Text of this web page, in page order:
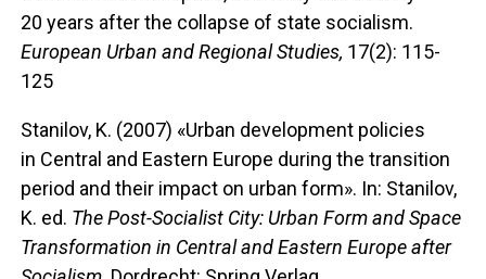
20 years after the collapse of state socialism.
European Urban and Regional Studies, 17(2): 115-
125
Stanilov, K. (2007) «Urban development policies
in Central and Eastern Europe during the transition
period and their impact on urban form». In: Stanilov,
K. ed. The Post-Socialist City: Urban Form and Space
Transformation in Central and Eastern Europe after